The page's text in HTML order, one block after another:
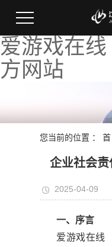
爱游戏在
方网站
您当前的位置 ：首
企业社会责
2025-04-09
一、序言
爱游戏在线